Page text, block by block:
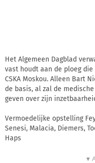
Het Algemeen Dagblad
vast houdt aan de ploeg
CSKA Moskou. Alleen Bart
de basis, al zal de
geven over zijn
Vermoedelijke opstelling
Senesi, Malacia, Diemers,
Haps
▼